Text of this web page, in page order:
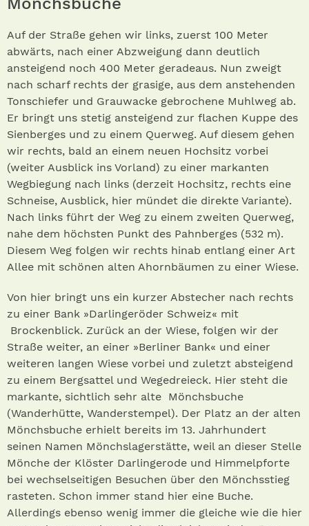
Auf der Straße gehen wir links, zuerst 100 Meter
abwärts, nach einer Abzweigung dann deutlich
ansteigend noch 400 Meter geradeaus. Nun zweigt
nach scharf rechts der grasige, aus dem anstehenden
Tonschiefer und Grauwacke gebrochene Muhlweg ab.
Er bringt uns stetig ansteigend zur flachen Kuppe des
Sienberges und zu einem Querweg. Auf diesem gehen
wir rechts, bald an einem neuen Hochsitz vorbei
(weiter Ausblick ins Vorland) zu einer markanten
Wegbiegung nach links (derzeit Hochsitz, rechts eine
Schneise, Ausblick, hier mündet die direkte Variante).
Nach links führt der Weg zu einem zweiten Querweg,
nahe dem höchsten Punkt des Pahnberges (532 m).
Diesem Weg folgen wir rechts hinab entlang einer Art
Allee mit schönen alten Ahornbäumen zu einer Wiese.
Von hier bringt uns ein kurzer Abstecher nach rechts
zu einer Bank »Darlingeröder Schweiz« mit
Brockenblick. Zurück an der Wiese, folgen wir der
Straße weiter, an einer »Berliner Bank« und einer
weiteren langen Wiese vorbei und zuletzt absteigend
zu einem Bergsattel und Wegedreieck. Hier steht die
markante, sichtlich sehr alte Mönchsbuche
(Wanderhütte, Wanderstempel). Der Platz an der alten
Mönchsbuche erhielt bereits im 13. Jahrhundert
seinen Namen Mönchslagerstätte, weil an dieser Stelle
Mönche der Klöster Darlingerode und Himmelpforte
bei wechselseitigen Besuchen über den Mönchsstieg
rasteten. Schon immer stand hier eine Buche.
Allerdings ebenso wenig immer die gleiche wie die hier